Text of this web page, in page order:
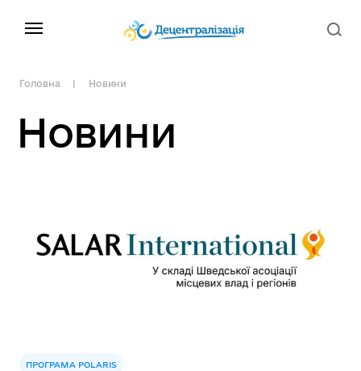
Головна Новини
Новини
ПРОГРАМА POLARIS